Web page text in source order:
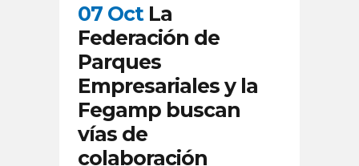
07 Oct La
Federación de
Parques
Empresariales y la
Fegamp buscan
vías de
colaboración